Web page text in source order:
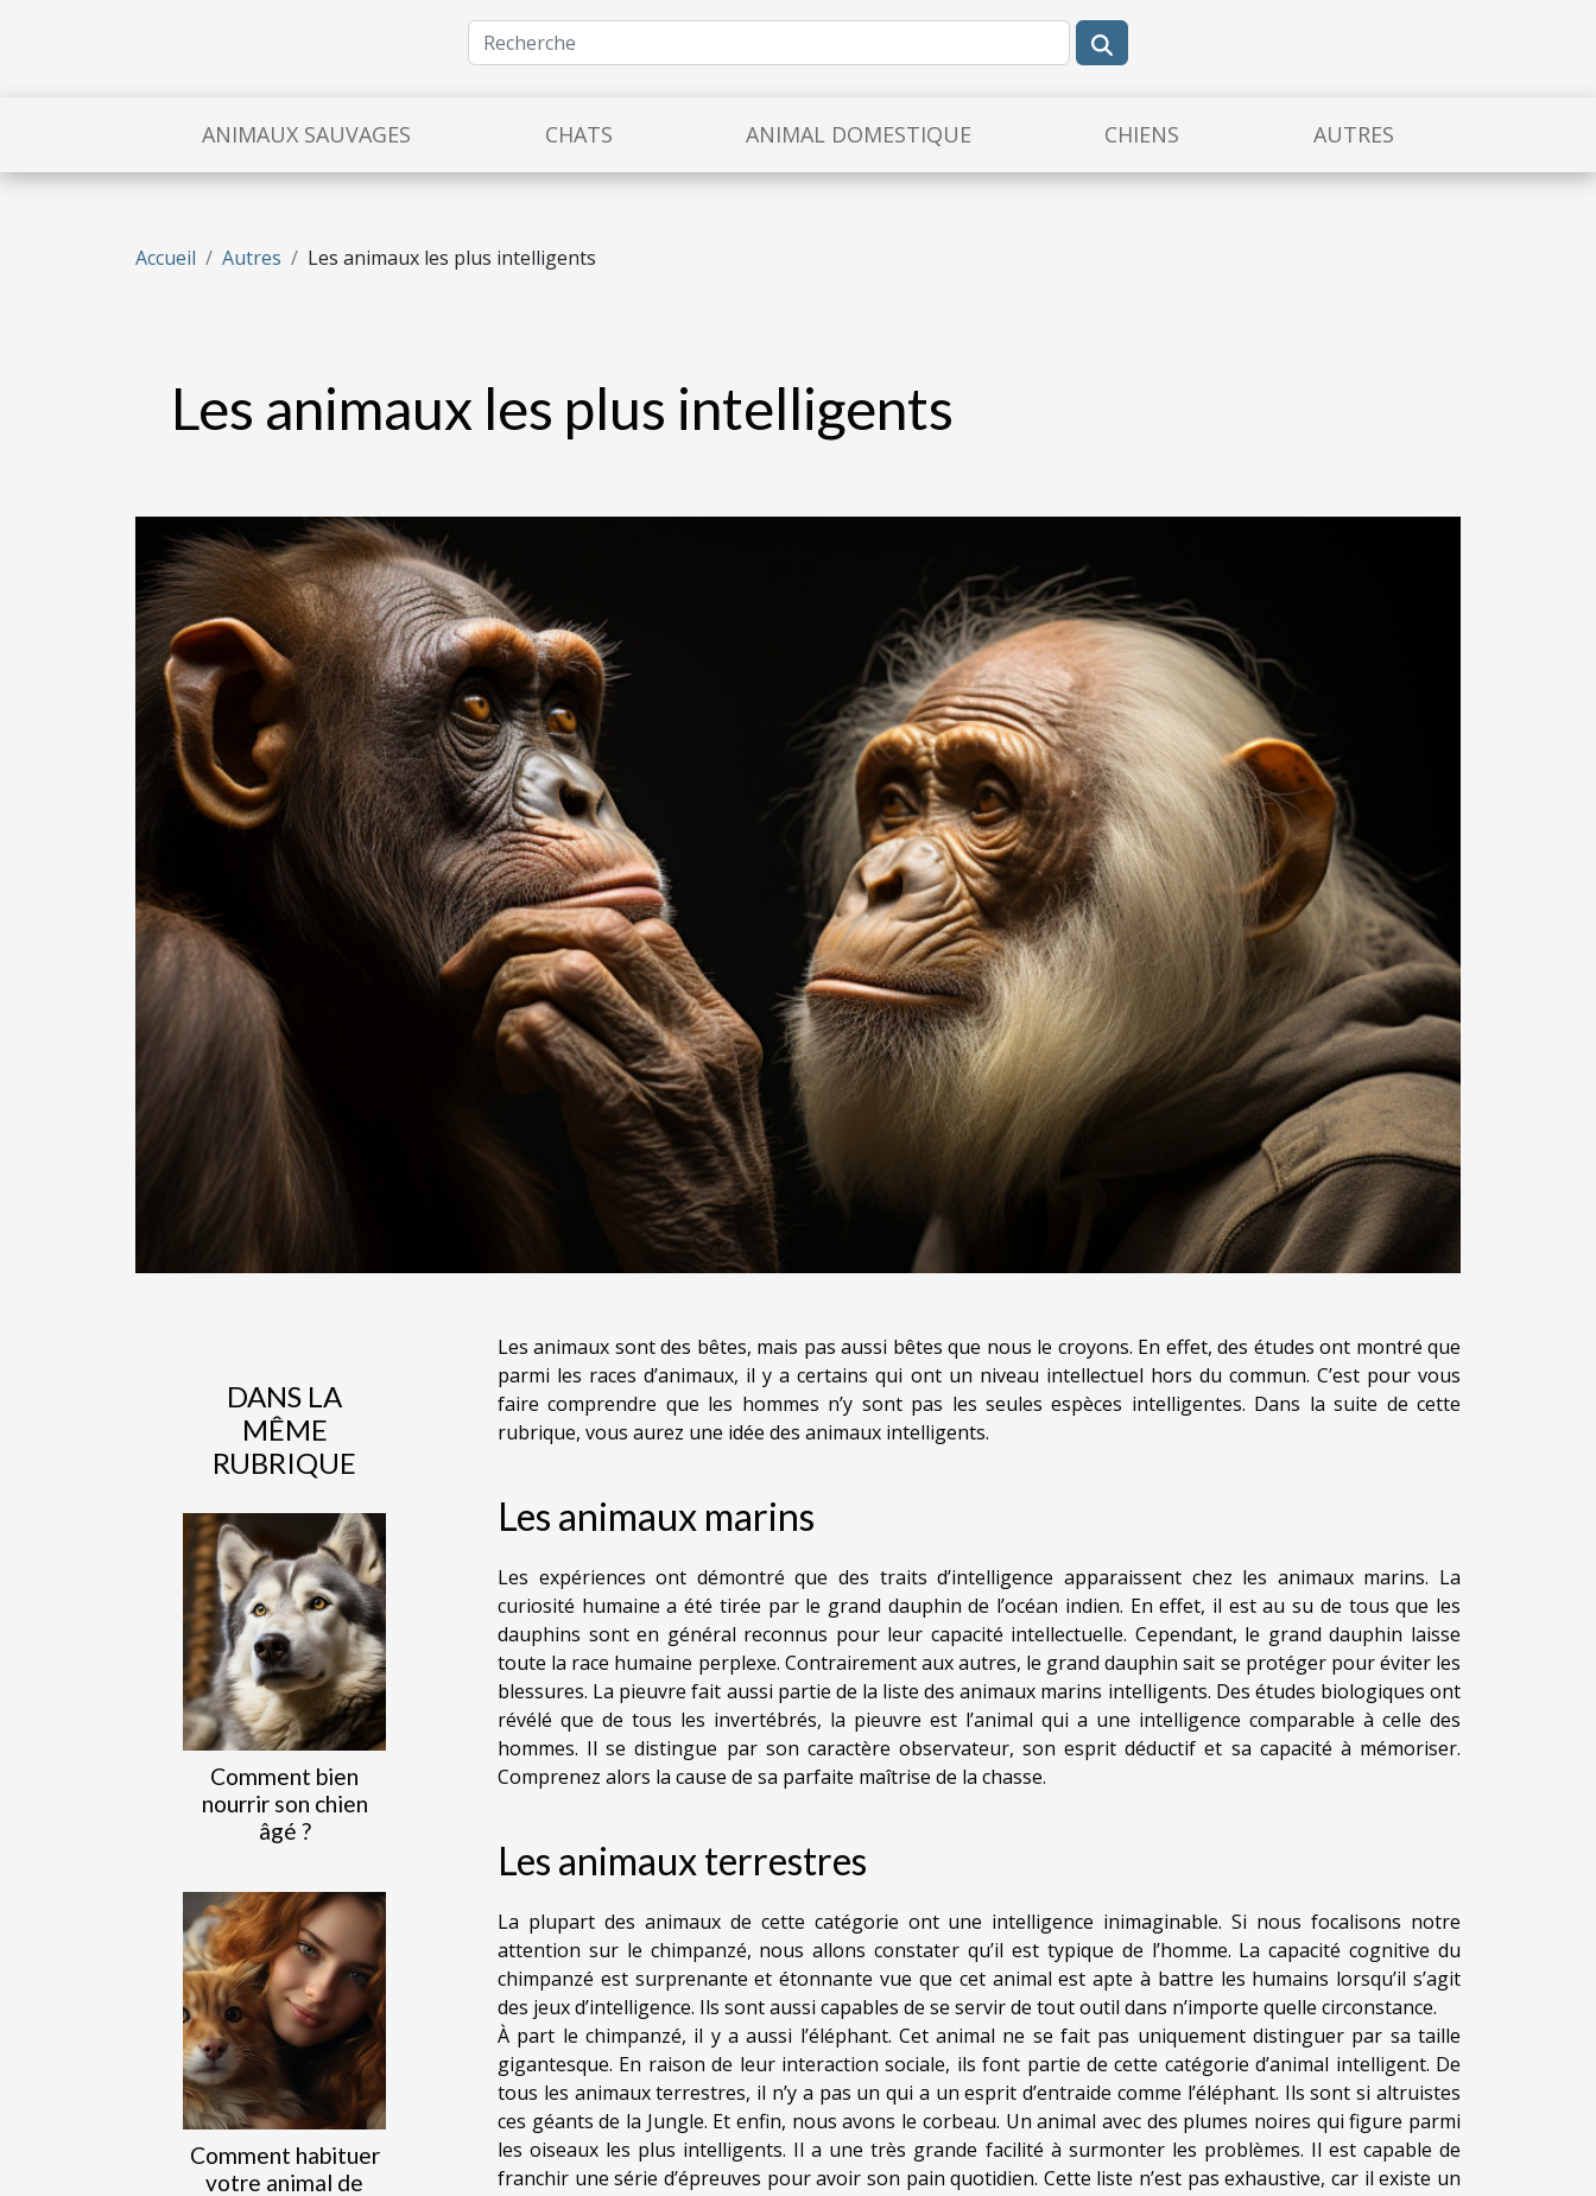
ANIMAUX SAUVAGES CHATS ANIMAL DOMESTIQUE CHIENS AUTRES
Accueil Autres Les animaux les plus intelligents
Les animaux les plus intelligents
DANS LA
MÊME
RUBRIQUE
Comment bien
nourrir son chien
âgé ?
Comment habituer
votre animal de
Les animaux sont des bêtes, mais pas aussi bêtes que nous le croyons. En effet, des études ont montré que
parmi les races d’animaux, il y a certains qui ont un niveau intellectuel hors du commun. C’est pour vous
faire comprendre que les hommes n’y sont pas les seules espèces intelligentes. Dans la suite de cette
rubrique, vous aurez une idée des animaux intelligents.
Les animaux marins
Les expériences ont démontré que des traits d’intelligence apparaissent chez les animaux marins. La
curiosité humaine a été tirée par le grand dauphin de l’océan indien. En effet, il est au su de tous que les
dauphins sont en général reconnus pour leur capacité intellectuelle. Cependant, le grand dauphin laisse
toute la race humaine perplexe. Contrairement aux autres, le grand dauphin sait se protéger pour éviter les
blessures. La pieuvre fait aussi partie de la liste des animaux marins intelligents. Des études biologiques ont
révélé que de tous les invertébrés, la pieuvre est l’animal qui a une intelligence comparable à celle des
hommes. Il se distingue par son caractère observateur, son esprit déductif et sa capacité à mémoriser.
Comprenez alors la cause de sa parfaite maîtrise de la chasse.
Les animaux terrestres
La plupart des animaux de cette catégorie ont une intelligence inimaginable. Si nous focalisons notre
attention sur le chimpanzé, nous allons constater qu’il est typique de l’homme. La capacité cognitive du
chimpanzé est surprenante et étonnante vue que cet animal est apte à battre les humains lorsqu’il s’agit
des jeux d’intelligence. Ils sont aussi capables de se servir de tout outil dans n’importe quelle circonstance.
À part le chimpanzé, il y a aussi l’éléphant. Cet animal ne se fait pas uniquement distinguer par sa taille
gigantesque. En raison de leur interaction sociale, ils font partie de cette catégorie d’animal intelligent. De
tous les animaux terrestres, il n’y a pas un qui a un esprit d’entraide comme l’éléphant. Ils sont si altruistes
ces géants de la Jungle. Et enfin, nous avons le corbeau. Un animal avec des plumes noires qui figure parmi
les oiseaux les plus intelligents. Il a une très grande facilité à surmonter les problèmes. Il est capable de
franchir une série d’épreuves pour avoir son pain quotidien. Cette liste n’est pas exhaustive, car il existe un